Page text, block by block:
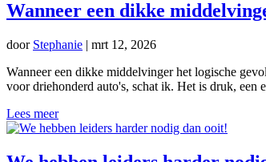
Wanneer een dikke
door Stephanie | mrt 12, 2026
Wanneer een dikke middelvinger het logische
voor driehonderd auto's, schat ik. Het is druk, een
Lees meer